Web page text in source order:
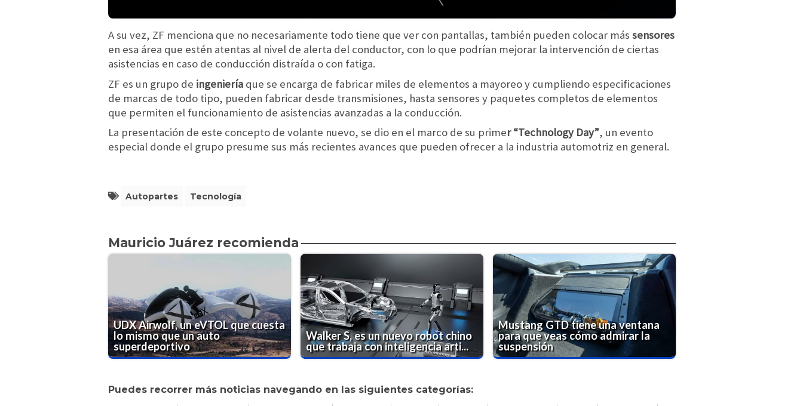
A su vez, ZF menciona que no necesariamente todo tiene que ver con pantallas, también pueden colocar más sensores
en esa área que estén atentas al nivel de alerta del conductor, con lo que podrían mejorar la intervención de ciertas
asistencias en caso de conducción distraída o con fatiga.
ZF es un grupo de ingeniería que se encarga de fabricar miles de elementos a mayoreo y cumpliendo especificaciones
de marcas de todo tipo, pueden fabricar desde transmisiones, hasta sensores y paquetes completos de elementos
que permiten el funcionamiento de asistencias avanzadas a la conducción.
La presentación de este concepto de volante nuevo, se dio en el marco de su primer “Technology Day”, un evento
especial donde el grupo presume sus más recientes avances que pueden ofrecer a la industria automotriz en general.
Autopartes Tecnología
Mauricio Juárez recomienda
UDX Airwolf, un eVTOL que cuesta
lo mismo que un auto
superdeportivo
Walker S, es un nuevo robot chino
que trabaja con inteligencia arti...
Mustang GTD tiene una ventana
para que veas cómo admirar la
suspensión
Puedes recorrer más noticias navegando en las siguientes categorías: